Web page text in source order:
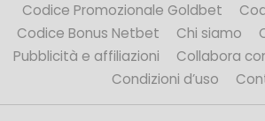
Codice Promozionale Goldbet
Codice Bonus Netbet
Chi siamo
Pubblicità e affiliazioni
Collabora
Condizioni d’uso